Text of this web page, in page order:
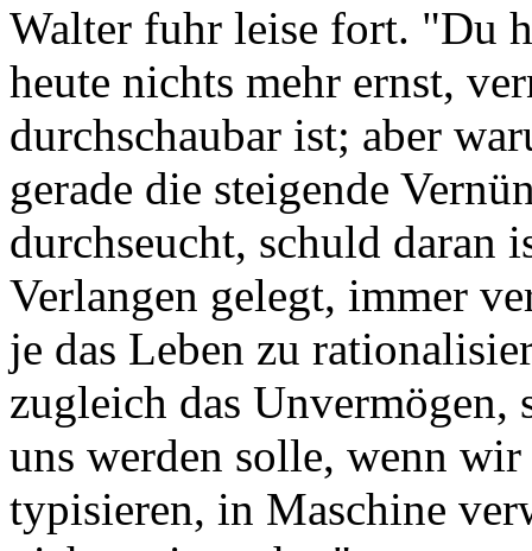
Walter fuhr leise fort. "Du
heute nichts mehr ernst,
durchschaubar ist; aber
gerade die steigende
durchseucht, schuld daran
Verlangen gelegt, immer
je das Leben zu
zugleich das Unvermögen,
uns werden solle, wenn
typisieren, in Maschine